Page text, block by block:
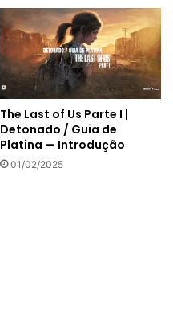
The Last of Us Parte I |
Detonado / Guia de
Platina — Introdução
01/02/2025